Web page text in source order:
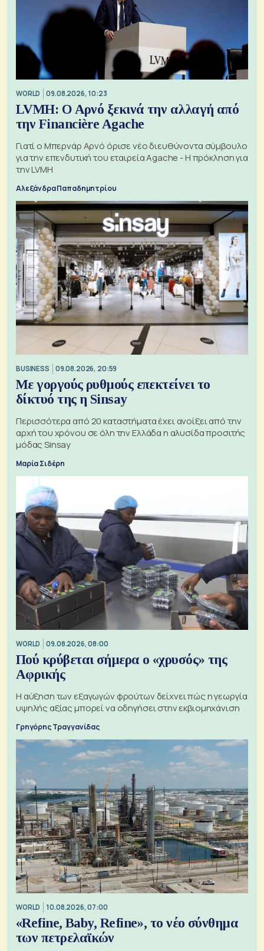
WORLD 09.08.2026, 10:23
LVMH: Ο Αρνό ξεκινά την αλλαγή από
την Financière Agache
Γιατί ο Μπερνάρ Αρνό όρισε νέο διευθύνοντα σύμβουλο
για την επενδυτική του εταιρεία Agache - Η πρόκληση για
την LVMH
Αλεξάνδρα Παπαδημητρίου
BUSINESS 09.08.2026, 20:59
Με γοργούς ρυθμούς επεκτείνει το
δίκτυό της η Sinsay
Περισσότερα από 20 καταστήματα έχει ανοίξει από την
αρχή του χρόνου σε όλη την Ελλάδα η αλυσίδα προσιτής
μόδας Sinsay
Μαρία Σιδέρη
WORLD 09.08.2026, 08:00
Πού κρύβεται σήμερα ο «χρυσός» της
Αφρικής
Η αύξηση των εξαγωγών φρούτων δείχνει πώς η γεωργία
υψηλής αξίας μπορεί να οδηγήσει στην εκβιομηχάνιση
Γρηγόρης Τραγγανίδας
WORLD 10.08.2026, 07:00
«Refine, Baby, Refine», το νέο σύνθημα
των πετρελαϊκών